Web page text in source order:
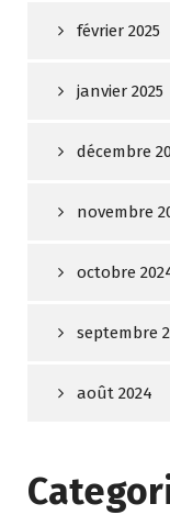
février 2025
janvier 2025
décembre
novembre
octobre
septembre
août 2024